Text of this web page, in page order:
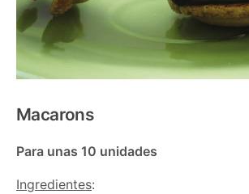
Macarons
Para unas 10 unidades
Ingredientes: